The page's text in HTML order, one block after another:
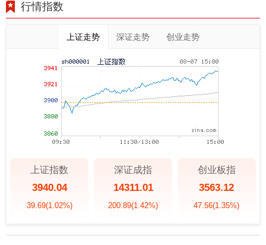
行情指数
上证走势 深证走势 创业走势
上证指数
3940.04
39.69(1.02%)
深证成指
14311.01
200.89(1.42%)
创业板指
3563.12
47.56(1.35%)